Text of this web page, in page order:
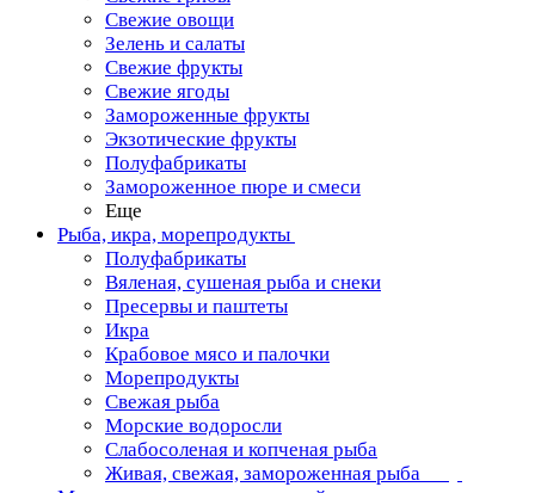
Свежие овощи
Зелень и салаты
Свежие фрукты
Свежие ягоды
Замороженные фрукты
Экзотические фрукты
Полуфабрикаты
Замороженное пюре и смеси
Еще
Рыба, икра, морепродукты
Полуфабрикаты
Вяленая, сушеная рыба и снеки
Пресервы и паштеты
Икра
Крабовое мясо и палочки
Морепродукты
Свежая рыба
Морские водоросли
Слабосоленая и копченая рыба
Живая, свежая, замороженная рыба